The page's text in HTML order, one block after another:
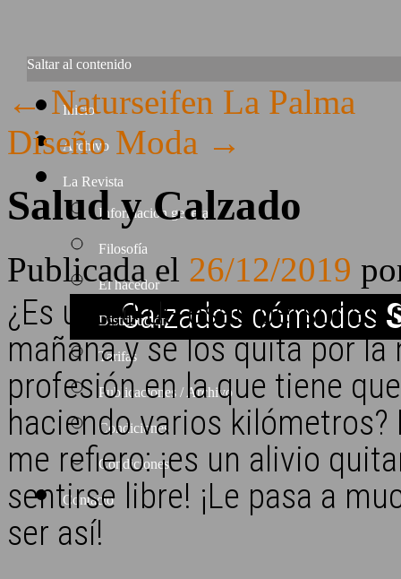
Saltar al contenido
Inicio
Archivo
La Revista
Información general
Filosofía
El hacedor
Distribución
Tarifas
Publicaciones / Archivo
Condiciones
Condiciones
Contacto
←Naturseifen La Palma
Diseño Moda →
Salud y Calzado
Publicada el 26/12/2019
Calzados cómodos
¿Es usted de esas
mañana y se los quita por
profesión en la que tiene
haciendo varios
me refiero: ¡es un alivio
sentirse libre! ¡Le pasa a
ser así!